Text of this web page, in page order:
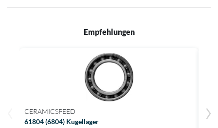
Empfehlungen
CERAMICSPEED
61804 (6804) Kugellager